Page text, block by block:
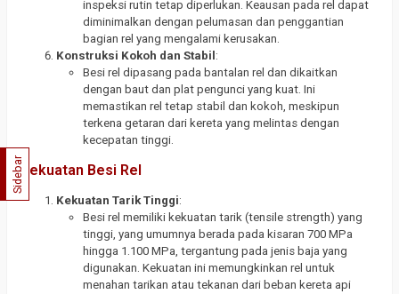
inspeksi rutin tetap diperlukan. Keausan pada rel dapat
diminimalkan dengan pelumasan dan penggantian
bagian rel yang mengalami kerusakan.
Konstruksi Kokoh dan Stabil :
Besi rel dipasang pada bantalan rel dan dikaitkan
dengan baut dan plat pengunci yang kuat. Ini
memastikan rel tetap stabil dan kokoh, meskipun
terkena getaran dari kereta yang melintas dengan
kecepatan tinggi.
Kekuatan Besi Rel
Kekuatan Tarik Tinggi:
Besi rel memiliki kekuatan tarik (tensile strength) yang
tinggi, yang umumnya berada pada kisaran 700 MPa
hingga 1.100 MPa, tergantung pada jenis baja yang
digunakan. Kekuatan ini memungkinkan rel untuk
menahan tarikan atau tekanan dari beban kereta api
Sidebar